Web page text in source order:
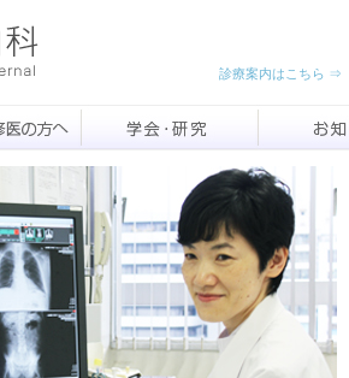
診療案内はこちら ⇒